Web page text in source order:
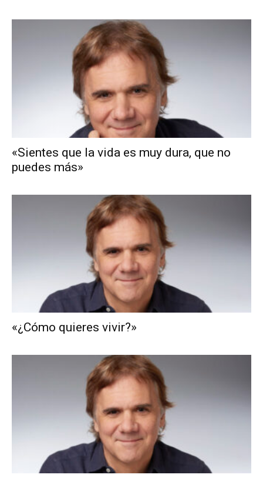
«Sientes que la vida es muy dura, que no
puedes más»
«¿Cómo quieres vivir?»